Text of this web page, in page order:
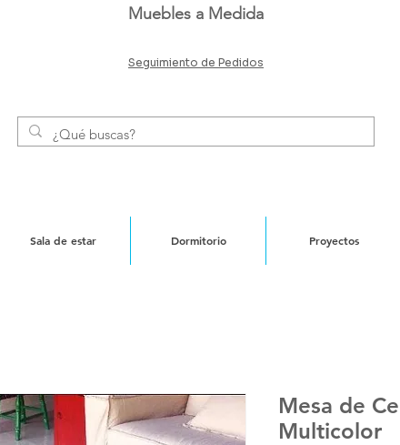
Muebles a Medida
Seguimiento de Pedidos
Sala de estar Dormitorio Proyectos
Mesa de
Multicolor